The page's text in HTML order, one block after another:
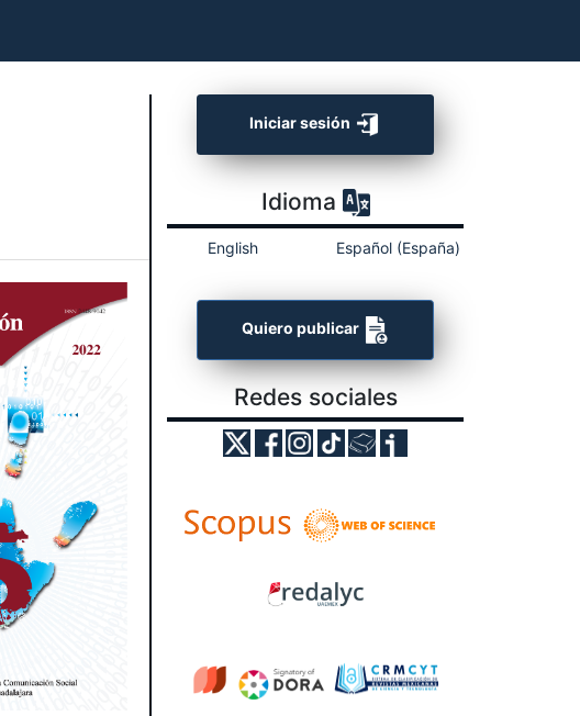
Iniciar sesión
Idioma
English Español (España)
Quiero publicar
Redes sociales